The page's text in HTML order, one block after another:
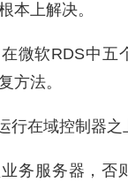
本上解决。
微软RDS中五
方法。
行在域控制器之
务服务器，否